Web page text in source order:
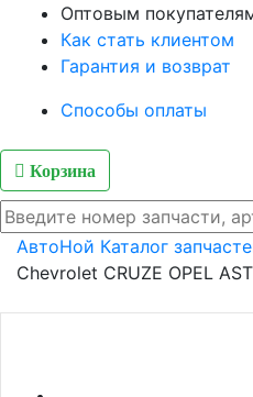
Оптовым
Как стать клиентом
Гарантия и возврат
Способы оплаты
Корзина
АвтоНой Каталог
Chevrolet CRUZE OPEL